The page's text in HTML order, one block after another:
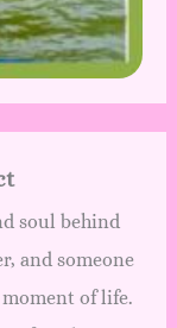
soul behind
and someone
of life.